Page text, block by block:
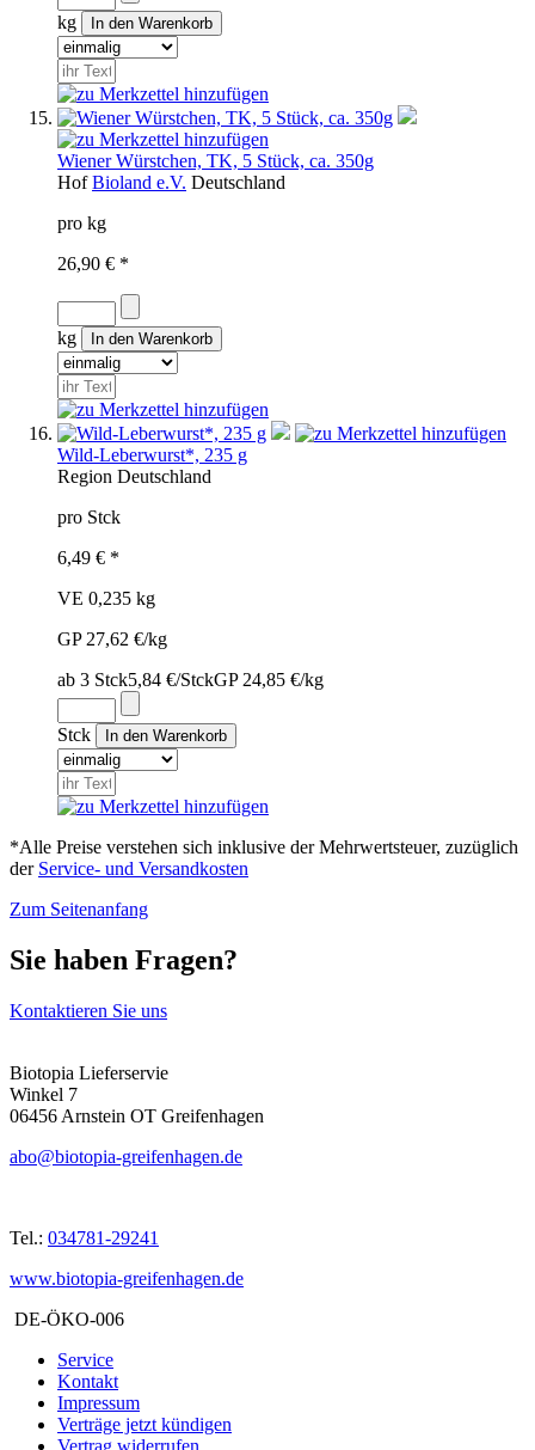
kg
Wiener Würstchen, TK, 5 Stück, ca. 350g
Hof Bioland e.V. Deutschland
pro kg
26,90 € *
kg
Wild-Leberwurst*, 235 g
Region Deutschland
pro Stck
6,49 € *
VE 0,235 kg
GP 27,62 €/kg
ab 3 Stck5,84 €/StckGP 24,85 €/kg
Stck
*Alle Preise verstehen sich inklusive der Mehrwertsteuer, zuzüglich
der Service- und Versandkosten
Zum Seitenanfang
Sie haben Fragen?
Kontaktieren Sie uns
Biotopia Lieferservie
Winkel 7
06456 Arnstein OT Greifenhagen
abo@biotopia-greifenhagen.de
Tel.: 034781-29241
www.biotopia-greifenhagen.de
DE-ÖKO-006
Service
Kontakt
Impressum
Verträge jetzt kündigen
Vertrag widerrufen